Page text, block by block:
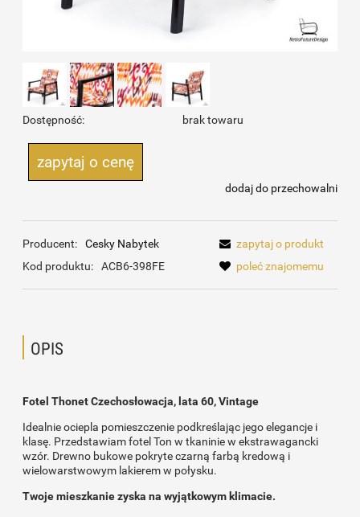
Dostępność: brak towaru
zapytaj o cenę
dodaj do przechowalni
Producent:
Cesky Nabytek
Kod produktu:
ACB6-398FE
zapytaj o produkt
poleć znajomemu
OPIS
Fotel Thonet Czechosłowacja, lata 60, Vintage
Idealnie ociepla pomieszczenie podkreślając jego elegancje i
klasę. Przedstawiam fotel Ton w tkaninie w ekstrawagancki
wzór. Drewno bukowe pokryte czarną farbą kredową i
wielowarstwowym lakierem w połysku.
Twoje mieszkanie zyska na wyjątkowym klimacie.